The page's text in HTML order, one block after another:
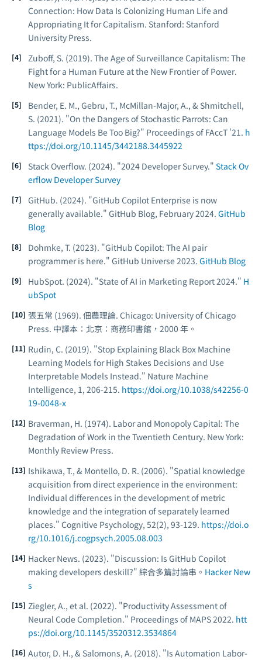
Connection: How Data Is Colonizing Human Life and
Appropriating It for Capitalism. Stanford: Stanford
University Press.
Zuboff, S. (2019). The Age of Surveillance Capitalism: The
Fight for a Human Future at the New Frontier of Power.
New York: PublicAffairs.
Bender, E. M., Gebru, T., McMillan-Major, A., & Shmitchell,
S. (2021). "On the Dangers of Stochastic Parrots: Can
Language Models Be Too Big?" Proceedings of FAccT '21. h
ttps://doi.org/10.1145/3442188.3445922
Stack Overflow. (2024). "2024 Developer Survey." Stack Ov
erflow Developer Survey
GitHub. (2024). "GitHub Copilot Enterprise is now
generally available." GitHub Blog, February 2024. GitHub
Blog
Dohmke, T. (2023). "GitHub Copilot: The AI pair
programmer is here." GitHub Universe 2023. GitHub Blog
HubSpot. (2024). "State of AI in Marketing Report 2024." H
ubSpot
張五常 (1969). 佃農理論. Chicago: University of Chicago
Press. 中譯本：北京：商務印書館，2000 年。
Rudin, C. (2019). "Stop Explaining Black Box Machine
Learning Models for High Stakes Decisions and Use
Interpretable Models Instead." Nature Machine
Intelligence, 1, 206-215. https://doi.org/10.1038/s42256-0
19-0048-x
Braverman, H. (1974). Labor and Monopoly Capital: The
Degradation of Work in the Twentieth Century. New York:
Monthly Review Press.
Ishikawa, T., & Montello, D. R. (2006). "Spatial knowledge
acquisition from direct experience in the environment:
Individual differences in the development of metric
knowledge and the integration of separately learned
places." Cognitive Psychology, 52(2), 93-129. https://doi.o
rg/10.1016/j.cogpsych.2005.08.003
Hacker News. (2023). "Discussion: Is GitHub Copilot
making developers deskill?" 綜合多篇討論串。 Hacker New
s
Ziegler, A., et al. (2022). "Productivity Assessment of
Neural Code Completion." Proceedings of MAPS 2022. htt
ps://doi.org/10.1145/3520312.3534864
Autor, D. H., & Salomons, A. (2018). "Is Automation Labor-